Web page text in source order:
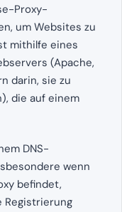
Proxy-
um Websites zu
mithilfe eines
(Apache,
darin, sie zu
die auf einem
DNS-
wenn
befindet,
Registrierung